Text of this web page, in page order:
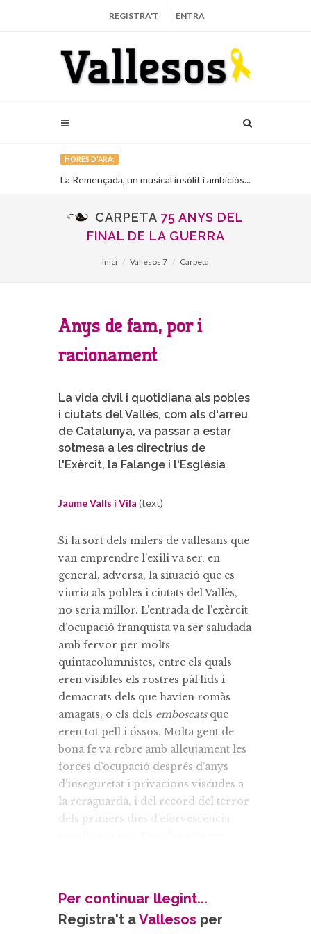
REGISTRA'T ENTRA
HORES D'ARA:
La Remençada, un musical insòlit i ambiciós...
CARPETA 75 ANYS DEL
FINAL DE LA GUERRA
Inici Vallesos 7 Carpeta
Anys de fam, por i
racionament
La vida civil i quotidiana als pobles
i ciutats del Vallès, com als d'arreu
de Catalunya, va passar a estar
sotmesa a les directrius de
l'Exèrcit, la Falange i l'Església
Jaume Valls i Vila (text)
Si la sort dels milers de vallesans que
van emprendre l’exili va ser, en
general, adversa, la situació que es
viuria als pobles i ciutats del Vallès,
no seria millor. L’entrada de l’exèrcit
d’ocupació franquista va ser saludada
amb fervor per molts
quintacolumnistes, entre els quals
eren visibles els rostres pàl·lids i
demacrats dels que havien romàs
amagats, o els dels emboscatsque
eren tot pell i óssos. Molta gent de
bona fe va rebre amb alleujament les
forces d’ocupació després d’anys
d’inseguretat i privacions viscudes a
la reraguarda, i del record del terror
dels primers dies d’efervescència
guer­ra havien sembrat la por i el
dolor entre la població, amb una
Per continuar llegint...
Registra't aVallesos per